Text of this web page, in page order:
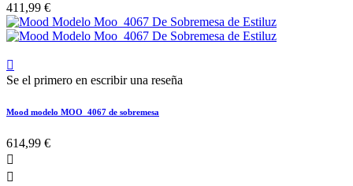
411,99 €

Se el primero en escribir una reseña
Mood modelo MOO_4067 de sobremesa
614,99 €

